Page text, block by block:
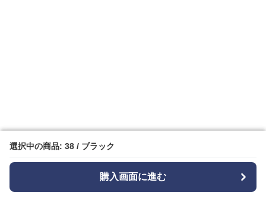
選択中の商品: 38 / ブラック
購入画面に進む
選択中の商品: 38 / ブラック
購入画面に進む